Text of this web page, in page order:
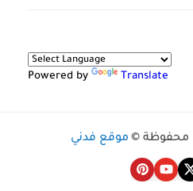
Powered by Translate
محفوظة © موقع فدني